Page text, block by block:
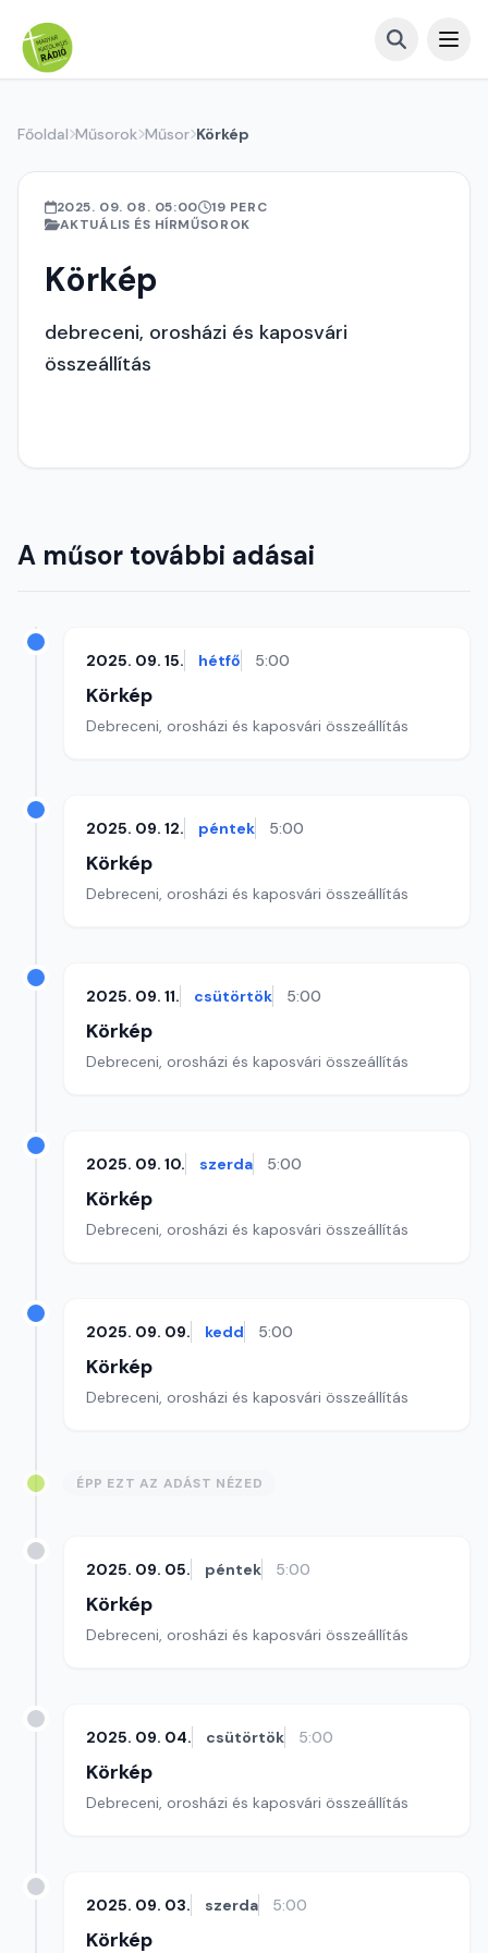
Főoldal Műsorok Műsor Körkép
2025. 09. 08. 05:00
19 PERC
AKTUÁLIS ÉS HÍRMŰSOROK
Körkép
debreceni, orosházi és kaposvári
összeállítás
A műsor további adásai
2025. 09. 15. hétfő 5:00
Körkép
Debreceni, orosházi és kaposvári összeállítás
2025. 09. 12. péntek 5:00
Körkép
Debreceni, orosházi és kaposvári összeállítás
2025. 09. 11. csütörtök 5:00
Körkép
Debreceni, orosházi és kaposvári összeállítás
2025. 09. 10. szerda 5:00
Körkép
Debreceni, orosházi és kaposvári összeállítás
2025. 09. 09. kedd 5:00
Körkép
Debreceni, orosházi és kaposvári összeállítás
ÉPP EZT AZ ADÁST NÉZED
2025. 09. 05. péntek 5:00
Körkép
Debreceni, orosházi és kaposvári összeállítás
2025. 09. 04. csütörtök 5:00
Körkép
Debreceni, orosházi és kaposvári összeállítás
2025. 09. 03. szerda 5:00
Körkép